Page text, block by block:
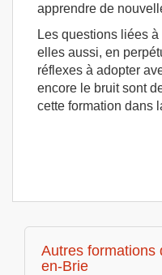
apprendre de
Les questions liées à
elles aussi, en
réflexes à adopter
encore le bruit sont
cette formation dans
Autres formations
en-Brie